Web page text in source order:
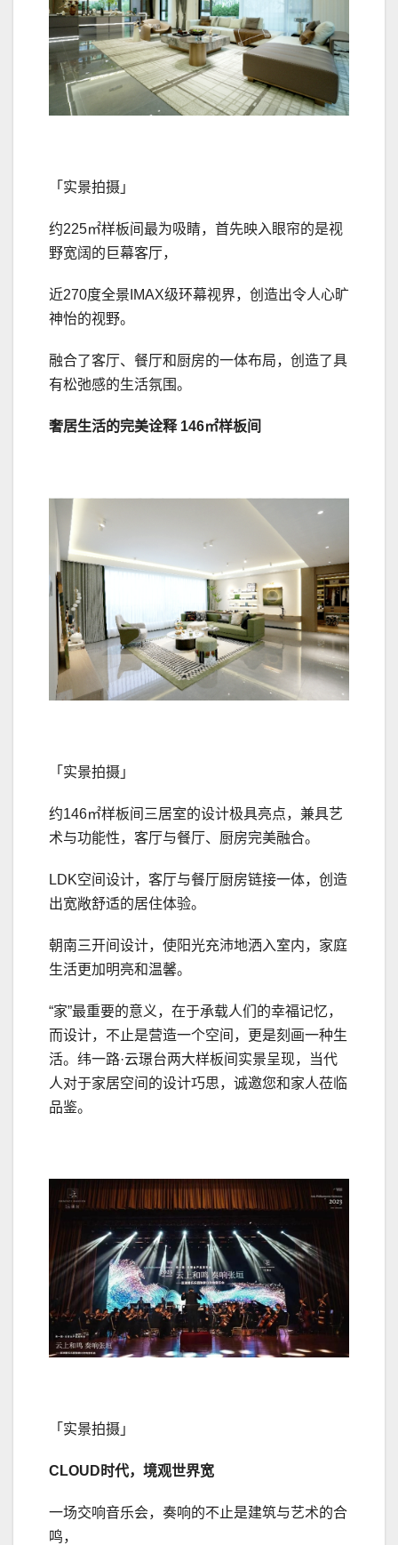
「实景拍摄」
约225㎡样板间最为吸睛，首先映入眼帘的是视
野宽阔的巨幕客厅，
近270度全景IMAX级环幕视界，创造出令人心旷
神怡的视野。
融合了客厅、餐厅和厨房的一体布局，创造了具
有松弛感的生活氛围。
奢居生活的完美诠释 146㎡样板间
「实景拍摄」
约146㎡样板间三居室的设计极具亮点，兼具艺
术与功能性，客厅与餐厅、厨房完美融合。
LDK空间设计，客厅与餐厅厨房链接一体，创造
出宽敞舒适的居住体验。
朝南三开间设计，使阳光充沛地洒入室内，家庭
生活更加明亮和温馨。
“家”最重要的意义，在于承载人们的幸福记忆，
而设计，不止是营造一个空间，更是刻画一种生
活。纬一路·云璟台两大样板间实景呈现，当代
人对于家居空间的设计巧思，诚邀您和家人莅临
品鉴。
「实景拍摄」
CLOUD时代， 境观世界宽
一场交响音乐会，奏响的不止是建筑与艺术的合
鸣，